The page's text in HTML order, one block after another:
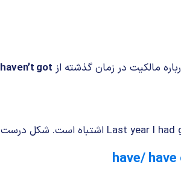
مالکیت در زمان گذشته از haven’t got